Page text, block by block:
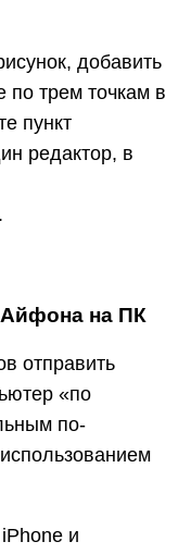
добавить
по трем точкам в
пункт
редактор, в
Айфона на ПК
отправить
«по
по-
и